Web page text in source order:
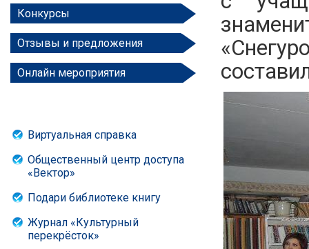
Конкурсы
Отзывы и предложения
Онлайн мероприятия
Виртуальная справка
Общественный центр доступа
«Вектор»
Подари библиотеке книгу
Журнал «Культурный
перекрёсток»